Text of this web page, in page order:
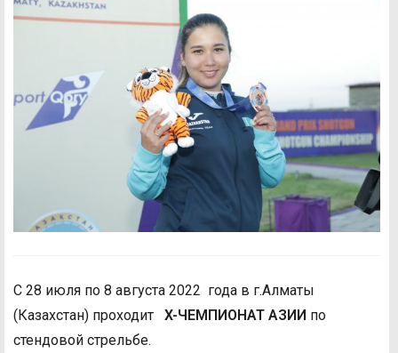
С 28 июля по 8 августа 2022 года в г.Алматы
(Казахстан) проходит X-ЧЕМПИОНАТ АЗИИ по
стендовой стрельбе.